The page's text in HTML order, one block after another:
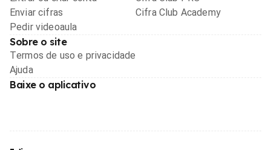
Enviar cifras
Pedir videoaula
Cifra Club Academy
Sobre o site
Termos de uso e privacidade
Ajuda
Baixe o aplicativo